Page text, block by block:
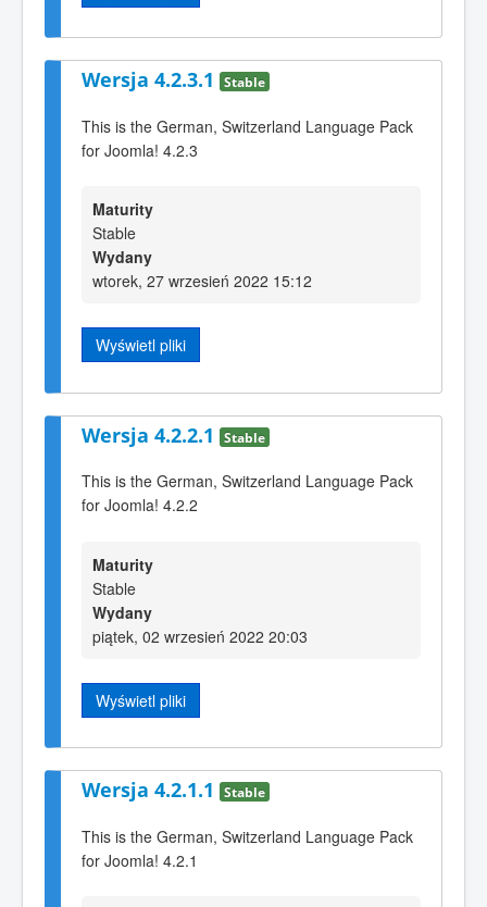
Wersja 4.2.3.1 Stable
This is the German, Switzerland Language Pack
for Joomla! 4.2.3
Maturity
Stable
Wydany
wtorek, 27 wrzesień 2022 15:12
Wyświetl pliki
Wersja 4.2.2.1 Stable
This is the German, Switzerland Language Pack
for Joomla! 4.2.2
Maturity
Stable
Wydany
piątek, 02 wrzesień 2022 20:03
Wyświetl pliki
Wersja 4.2.1.1 Stable
This is the German, Switzerland Language Pack
for Joomla! 4.2.1